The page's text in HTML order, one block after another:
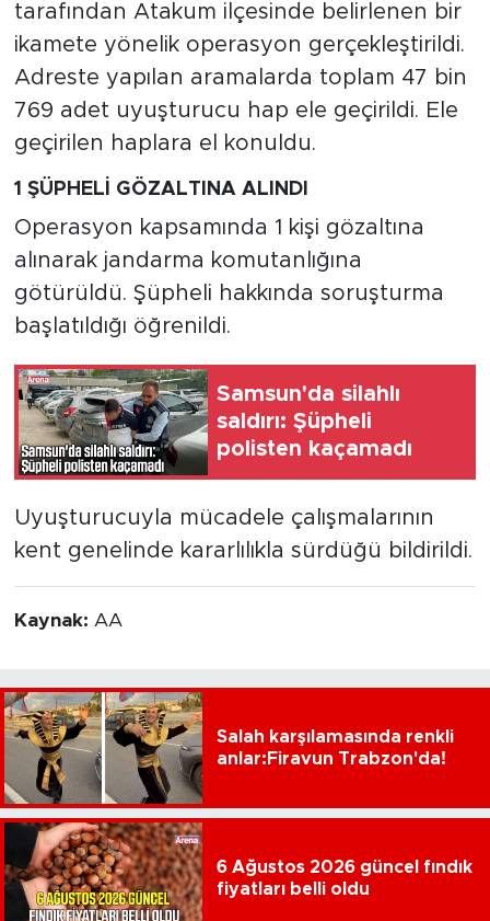
tarafından Atakum ilçesinde belirlenen bir
ikamete yönelik operasyon gerçekleştirildi.
Adreste yapılan aramalarda toplam 47 bin
769 adet uyuşturucu hap ele geçirildi. Ele
geçirilen haplara el konuldu.
1 ŞÜPHELİ GÖZALTINA ALINDI
Operasyon kapsamında 1 kişi gözaltına
alınarak jandarma komutanlığına
götürüldü. Şüpheli hakkında soruşturma
başlatıldığı öğrenildi.
Samsun'da silahlı
saldırı: Şüpheli
polisten kaçamadı
Uyuşturucuyla mücadele çalışmalarının
kent genelinde kararlılıkla sürdüğü bildirildi.
Kaynak: AA
Salah karşılamasında renkli
anlar:Firavun Trabzon'da!
6 Ağustos 2026 güncel fındık
fiyatları belli oldu